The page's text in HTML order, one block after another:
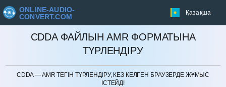
ONLINE-AUDIO-
CONVERT.COM
Қазақша
CDDA ФАЙЛЫН AMR ФОРМАТЫНА
ТҮРЛЕНДІРУ
CDDA — AMR ТЕГІН ТҮРЛЕНДІРУ, КЕЗ КЕЛГЕН БРАУЗЕРДЕ ЖҰМЫС
ІСТЕЙДІ